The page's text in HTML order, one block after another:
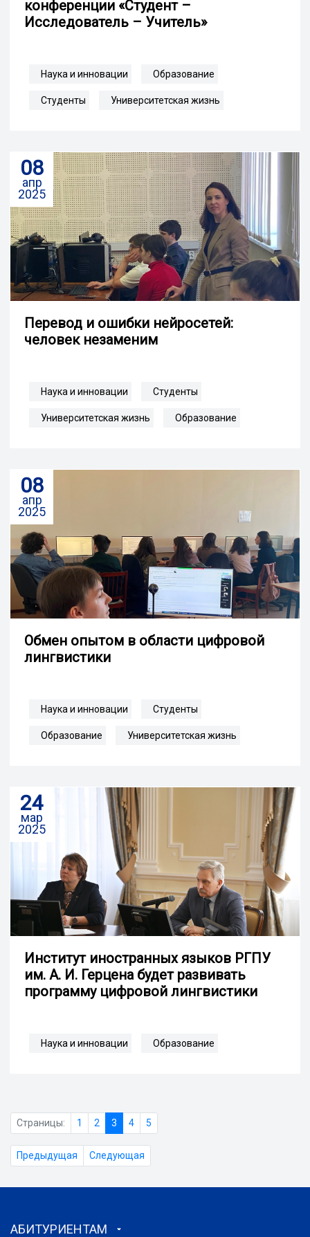
конференции «Студент –
Исследователь – Учитель»
Наука и инновации Образование
Студенты Университетская жизнь
08
апр
2025
Перевод и ошибки нейросетей:
человек незаменим
Наука и инновации Студенты
Университетская жизнь Образование
08
апр
2025
Обмен опытом в области цифровой
лингвистики
Наука и инновации Студенты
Образование Университетская жизнь
24
мар
2025
Институт иностранных языков РГПУ
им. А. И. Герцена будет развивать
программу цифровой лингвистики
Наука и инновации Образование
Страницы: 1 2 3 4 5
Предыдущая Следующая
АБИТУРИЕНТАМ